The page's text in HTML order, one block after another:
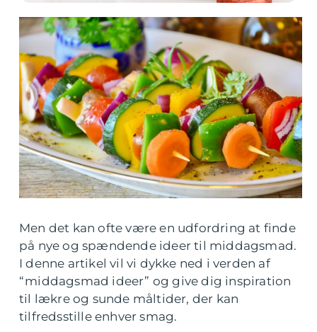
Men det kan ofte være en udfordring at finde
på nye og spændende ideer til middagsmad.
I denne artikel vil vi dykke ned i verden af
“middagsmad ideer” og give dig inspiration
til lækre og sunde måltider, der kan
tilfredsstille enhver smag.